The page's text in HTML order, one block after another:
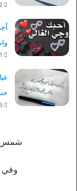
22
21
16
شمس
وفي